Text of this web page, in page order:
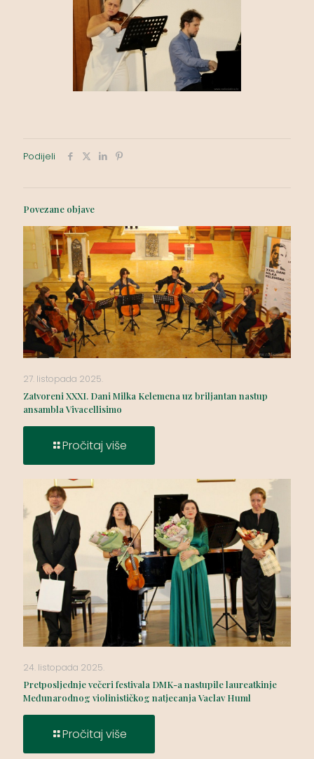
Podijeli
Povezane objave
27. listopada 2025.
Zatvoreni XXXI. Dani Milka Kelemena uz briljantan nastup
ansambla Vivacellisimo
Pročitaj više
24. listopada 2025.
Pretposljednje večeri festivala DMK-a nastupile laureatkinje
Međunarodnog violinističkog natjecanja Vaclav Huml
Pročitaj više